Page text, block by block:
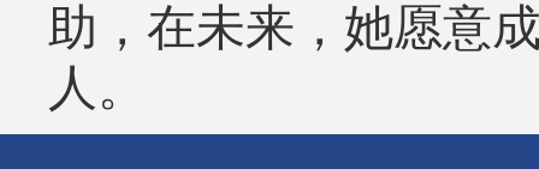
助，在未来，她愿意
人。